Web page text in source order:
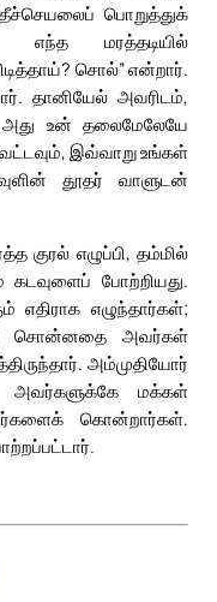
பொறுத்துக்
மரத்தடியில்
சொல்” என்றார்.
தானியேல் அவரிடம்,
அது உன் தலைமேலேயே
இவ்வாறு உங்கள்
தூதர் வாளுடன்
குரல் எழுப்பி, தம்மில்
கடவுளைப் போற்றியது.
எதிராக எழுந்தார்கள்;
சொன்னதை அவர்கள்
அம்முதியோர்
அவர்களுக்கே மக்கள்
கொன்றார்கள்.